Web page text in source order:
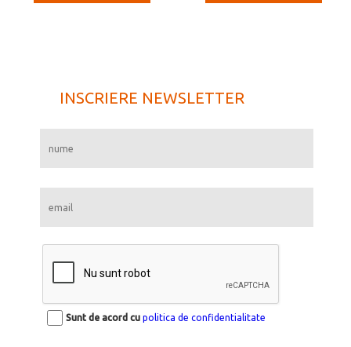
INSCRIERE NEWSLETTER
Sunt de acord cu politica de confidentialitate